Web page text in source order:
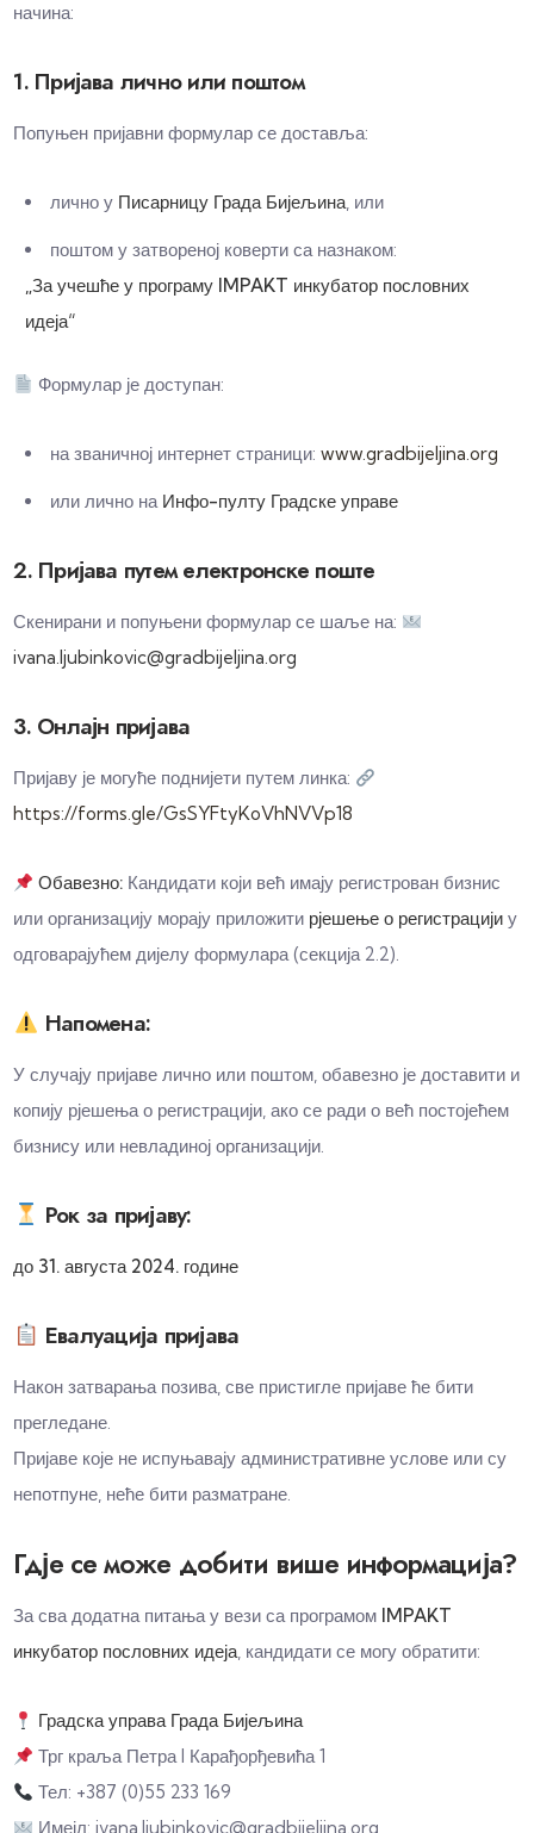
начина:
1. Пријава лично или поштом
Попуњен пријавни формулар се доставља:
лично у Писарницу Града Бијељина, или
поштом у затвореној коверти са назнаком:
„За учешће у програму IMPAKT инкубатор пословних
идеја“
Формулар је доступан:
на званичној интернет страници:www.gradbijeljina.org
или лично на Инфо-пулту Градске управе
2. Пријава путем електронске поште
Скенирани и попуњени формулар се шаље на:
ivana.ljubinkovic@gradbijeljina.org
3. Онлајн пријава
Пријаву је могуће поднијети путем линка:
https://forms.gle/GsSYFtyKoVhNVVp18
Обавезно: Кандидати који већ имају регистрован бизнис
или организацију морају приложити рјешење о регистрацији у
одговарајућем дијелу формулара (секција 2.2).
Напомена:
У случају пријаве лично или поштом, обавезно је доставити и
копију рјешења о регистрацији, ако се ради о већ постојећем
бизнису или невладиној организацији.
Рок за пријаву:
до 31. августа 2024. године
Евалуација пријава
Након затварања позива, све пристигле пријаве ће бити
прегледане.
Пријаве које не испуњавају административне услове или су
непотпуне, неће бити разматране.
Гдје се може добити више информација?
За сва додатна питања у вези са програмом IMPAKT
инкубатор пословних идеја, кандидати се могу обратити:
Градска управа Града Бијељина
Трг краља Петра I Карађорђевића 1
Тел: +387 (0)55 233 169
Имејл:ivana.ljubinkovic@gradbijeljina.org